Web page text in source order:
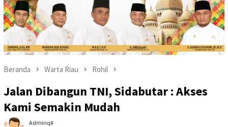
Beranda Warta Riau Rohil
Jalan Dibangun TNI, Sidabutar : Akses
Kami Semakin Mudah
Adminq#